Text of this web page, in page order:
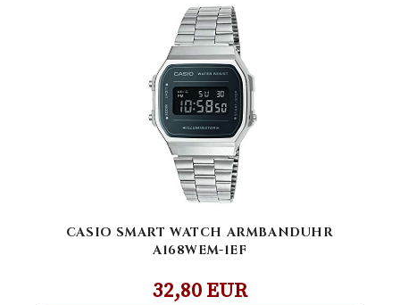
CASIO SMART WATCH ARMBANDUHR
A168WEM-1EF
32,80 EUR